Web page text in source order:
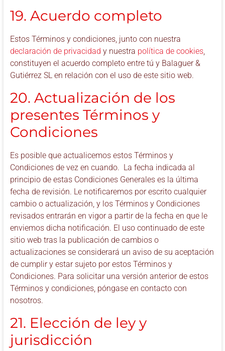
19. Acuerdo completo
Estos Términos y condiciones, junto con nuestra
declaración de privacidad y nuestra política de cookies,
constituyen el acuerdo completo entre tú y Balaguer &
Gutiérrez SL en relación con el uso de este sitio web.
20. Actualización de los
presentes Términos y
Condiciones
Es posible que actualicemos estos Términos y
Condiciones de vez en cuando. La fecha indicada al
principio de estas Condiciones Generales es la última
fecha de revisión. Le notificaremos por escrito cualquier
cambio o actualización, y los Términos y Condiciones
revisados entrarán en vigor a partir de la fecha en que le
enviemos dicha notificación. El uso continuado de este
sitio web tras la publicación de cambios o
actualizaciones se considerará un aviso de su aceptación
de cumplir y estar sujeto por estos Términos y
Condiciones. Para solicitar una versión anterior de estos
Términos y condiciones, póngase en contacto con
nosotros.
21. Elección de ley y
jurisdicción